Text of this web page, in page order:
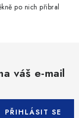
po nich přibral
váš e-mail
PŘIHLÁSIT SE